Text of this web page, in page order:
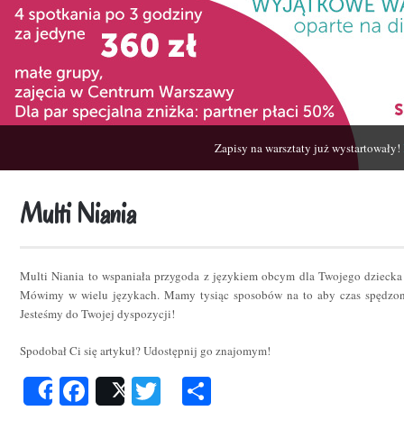
Zapisy na warsztaty już wystartowały!
Multi Niania
Multi Niania to wspaniała przygoda z językiem obcym dla Twojego
Mówimy w wielu językach. Mamy tysiąc sposobów na to aby czas
Jesteśmy do Twojej dyspozycji!
Spodobał Ci się artykuł? Udostępnij go znajomym!
ShareFacebook
Post Twitter